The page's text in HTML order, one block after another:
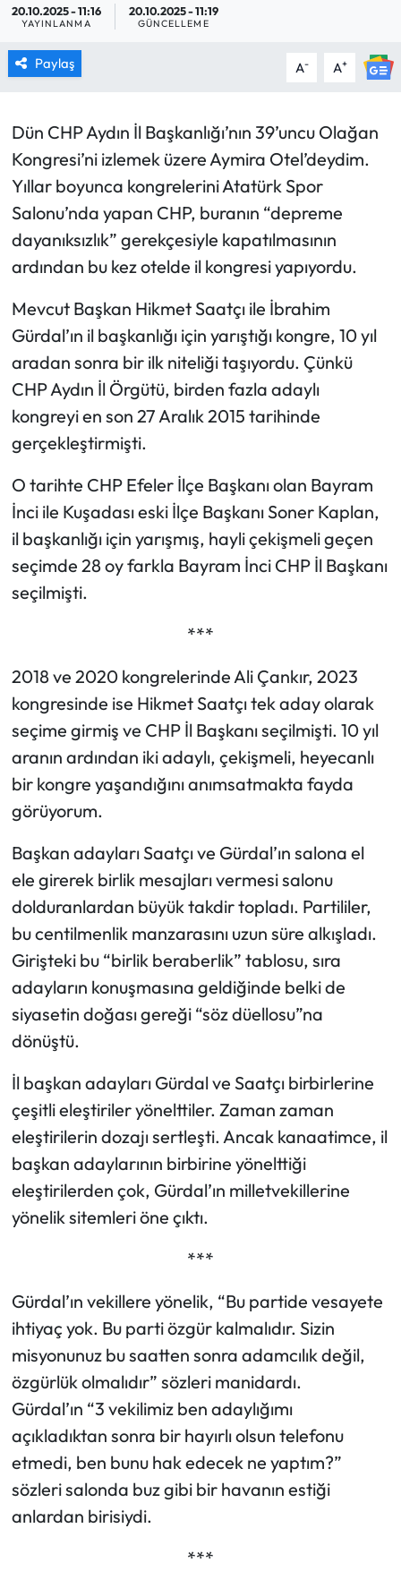
20.10.2025 - 11:16
YAYINLANMA
20.10.2025 - 11:19
GÜNCELLEME
Paylaş A- A+
Dün CHP Aydın İl Başkanlığı’nın 39’uncu Olağan
Kongresi’ni izlemek üzere Aymira Otel’deydim.
Yıllar boyunca kongrelerini Atatürk Spor
Salonu’nda yapan CHP, buranın “depreme
dayanıksızlık” gerekçesiyle kapatılmasının
ardından bu kez otelde il kongresi yapıyordu.
Mevcut Başkan Hikmet Saatçı ile İbrahim
Gürdal’ın il başkanlığı için yarıştığı kongre, 10 yıl
aradan sonra bir ilk niteliği taşıyordu. Çünkü
CHP Aydın İl Örgütü, birden fazla adaylı
kongreyi en son 27 Aralık 2015 tarihinde
gerçekleştirmişti.
O tarihte CHP Efeler İlçe Başkanı olan Bayram
İnci ile Kuşadası eski İlçe Başkanı Soner Kaplan,
il başkanlığı için yarışmış, hayli çekişmeli geçen
seçimde 28 oy farkla Bayram İnci CHP İl Başkanı
seçilmişti.
***
2018 ve 2020 kongrelerinde Ali Çankır, 2023
kongresinde ise Hikmet Saatçı tek aday olarak
seçime girmiş ve CHP İl Başkanı seçilmişti. 10 yıl
aranın ardından iki adaylı, çekişmeli, heyecanlı
bir kongre yaşandığını anımsatmakta fayda
görüyorum.
Başkan adayları Saatçı ve Gürdal’ın salona el
ele girerek birlik mesajları vermesi salonu
dolduranlardan büyük takdir topladı. Partililer,
bu centilmenlik manzarasını uzun süre alkışladı.
Girişteki bu “birlik beraberlik” tablosu, sıra
adayların konuşmasına geldiğinde belki de
siyasetin doğası gereği “söz düellosu”na
dönüştü.
İl başkan adayları Gürdal ve Saatçı birbirlerine
çeşitli eleştiriler yönelttiler. Zaman zaman
eleştirilerin dozajı sertleşti. Ancak kanaatimce, il
başkan adaylarının birbirine yönelttiği
eleştirilerden çok, Gürdal’ın milletvekillerine
yönelik sitemleri öne çıktı.
***
Gürdal’ın vekillere yönelik, “Bu partide vesayete
ihtiyaç yok. Bu parti özgür kalmalıdır. Sizin
misyonunuz bu saatten sonra adamcılık değil,
özgürlük olmalıdır” sözleri manidardı.
Gürdal’ın “3 vekilimiz ben adaylığımı
açıkladıktan sonra bir hayırlı olsun telefonu
etmedi, ben bunu hak edecek ne yaptım?”
sözleri salonda buz gibi bir havanın estiği
anlardan birisiydi.
***
MAGAZİN
SAĞLIK
SİYASET
SPOR
TARIM
TURİZM
YAŞAM
RESMİ İLANLAR
HABER İLAN